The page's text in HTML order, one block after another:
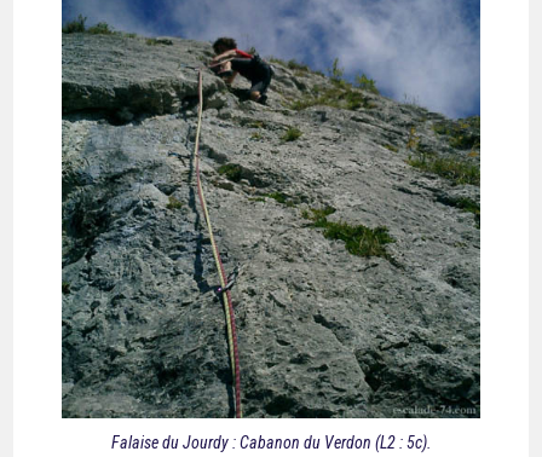
Falaise du Jourdy : Cabanon du Verdon (L2 : 5c).